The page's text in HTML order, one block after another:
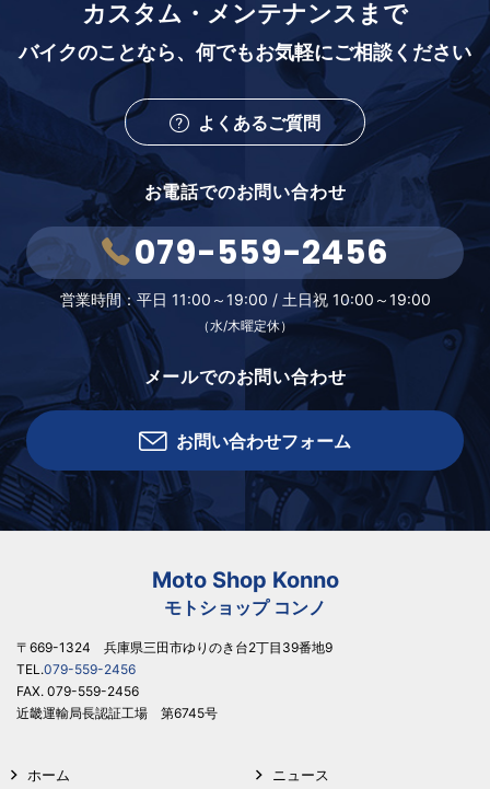
カスタム・メンテナンスまで
バイクのことなら、 何でもお気軽にご相談ください
よくあるご質問
お電話でのお問い合わせ
079-559-2456
営業時間：平日 11:00～19:00 / 土日祝 10:00～19:00
（水/木曜定休）
メールでのお問い合わせ
お問い合わせフォーム
Moto Shop Konno
モトショップ コンノ
〒669-1324 兵庫県三田市ゆりのき台2丁目39番地9
TEL.079-559-2456
FAX. 079-559-2456
近畿運輸局長認証工場 第6745号
ホーム ニュース